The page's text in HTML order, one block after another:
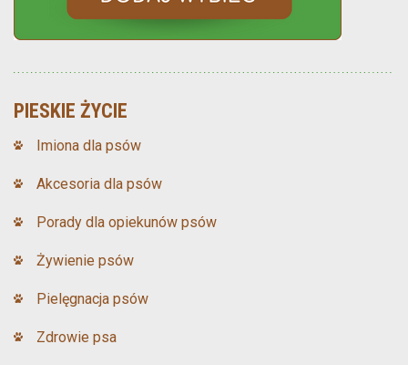
PIESKIE ŻYCIE
Imiona dla psów
Akcesoria dla psów
Porady dla opiekunów psów
Żywienie psów
Pielęgnacja psów
Zdrowie psa